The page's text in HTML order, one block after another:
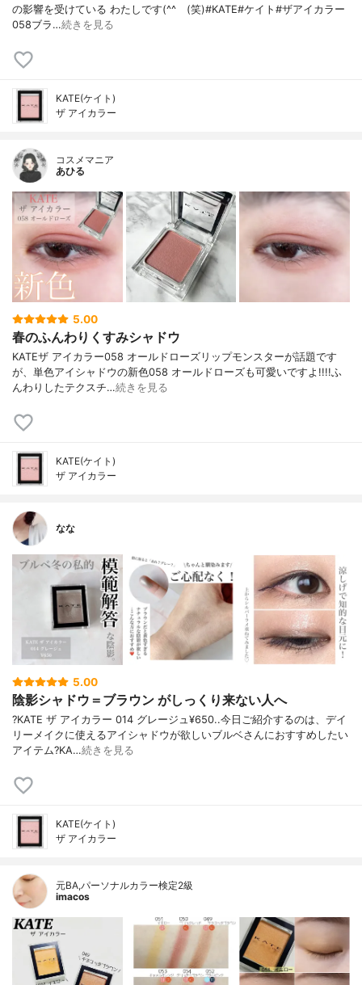
の影響を受けている わたしです(^^ゞ(笑)#KATE#ケイト#ザアイカラー
058ブラ…続きを見る
KATE(ケイト)
ザ アイカラー
コスメマニア
あひる
5.00
春のふんわりくすみシャドウ
KATEザ アイカラー058 オールドローズリップモンスターが話題です
が、単色アイシャドウの新色058 オールドローズも可愛いですよ!!!!ふ
んわりしたテクスチ…続きを見る
KATE(ケイト)
ザ アイカラー
なな
5.00
陰影シャドウ＝ブラウン がしっくり来ない人へ
?KATE ザ アイカラー 014 グレージュ¥650..今日ご紹介するのは、デイ
リーメイクに使えるアイシャドウが欲しいブルベさんにおすすめしたい
アイテム?KA…続きを見る
KATE(ケイト)
ザ アイカラー
元BA,パーソナルカラー検定2級
imacos